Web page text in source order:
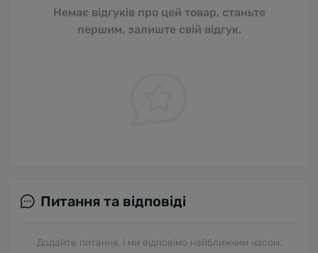
Немає відгуків про цей товар, станьте
першим, залиште свій відгук.
Питання та відповіді
Додайте питання, і ми відповімо найближчим часом.